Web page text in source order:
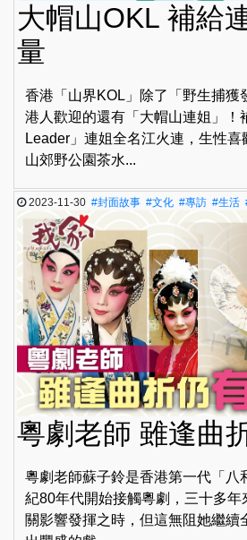
大帽山OKL 補給
量
香港「山界KOL」除了「野生捕獲
港人歡迎的還有「大帽山連姐」！
Leader」連姐全名江火連，生性
山郊野公園茶水...
2023-11-30#封面故事 #文化 #專訪 #生活
粵劇老師 雖逢曲
粵劇老師蘇子鈴是香港第一代「八
紀80年代開始接觸粵劇，三十多年
關影響發揮之時，但這無阻她繼續